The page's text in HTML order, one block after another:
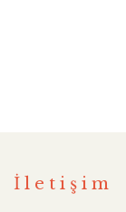
İletişim